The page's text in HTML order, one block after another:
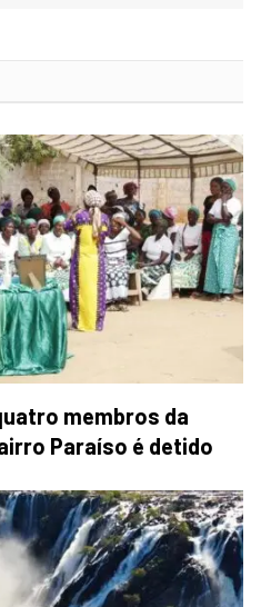
membros da
Paraíso é detido